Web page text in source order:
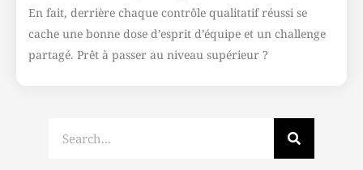
En fait, derrière chaque contrôle qualitatif réussi se
cache une bonne dose d’esprit d’équipe et un challenge
partagé. Prêt à passer au niveau supérieur ?